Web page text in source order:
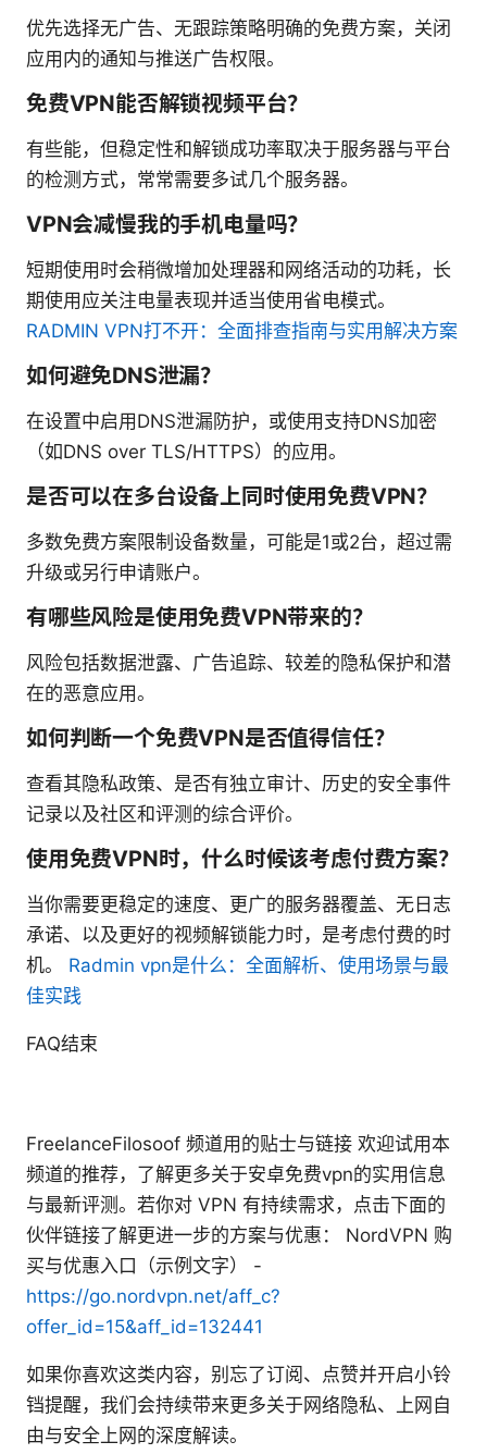
优先选择无广告、无跟踪策略明确的免费方案，关闭
应用内的通知与推送广告权限。
免费VPN能否解锁视频平台？
有些能，但稳定性和解锁成功率取决于服务器与平台
的检测方式，常常需要多试几个服务器。
VPN会减慢我的手机电量吗？
短期使用时会稍微增加处理器和网络活动的功耗，长
期使用应关注电量表现并适当使用省电模式。
RADMIN VPN打不开：全面排查指南与实用解决方案
如何避免DNS泄漏？
在设置中启用DNS泄漏防护，或使用支持DNS加密
（如DNS over TLS/HTTPS）的应用。
是否可以在多台设备上同时使用免费VPN？
多数免费方案限制设备数量，可能是1或2台，超过需
升级或另行申请账户。
有哪些风险是使用免费VPN带来的？
风险包括数据泄露、广告追踪、较差的隐私保护和潜
在的恶意应用。
如何判断一个免费VPN是否值得信任？
查看其隐私政策、是否有独立审计、历史的安全事件
记录以及社区和评测的综合评价。
使用免费VPN时，什么时候该考虑付费方案？
当你需要更稳定的速度、更广的服务器覆盖、无日志
承诺、以及更好的视频解锁能力时，是考虑付费的时
机。 Radmin vpn是什么：全面解析、使用场景与最
佳实践
FAQ结束
FreelanceFilosoof 频道用的贴士与链接 欢迎试用本
频道的推荐，了解更多关于安卓免费vpn的实用信息
与最新评测。若你对 VPN 有持续需求，点击下面的
伙伴链接了解更进一步的方案与优惠： NordVPN 购
买与优惠入口（示例文字） -
https://go.nordvpn.net/aff_c?
offer_id=15&aff_id=132441
如果你喜欢这类内容，别忘了订阅、点赞并开启小铃
铛提醒，我们会持续带来更多关于网络隐私、上网自
由与安全上网的深度解读。